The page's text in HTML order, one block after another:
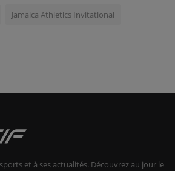
Jamaica Athletics Invitational
et à ses actualités. Découvrez au jour le